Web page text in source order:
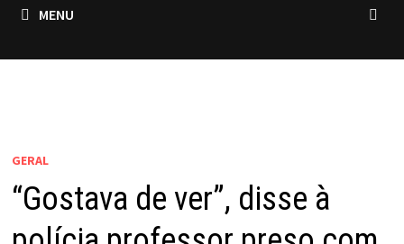
MENU
GERAL
“Gostava de ver”, disse à